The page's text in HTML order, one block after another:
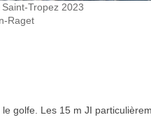
Tropez 2023
Raget
golfe. Les 15 m JI